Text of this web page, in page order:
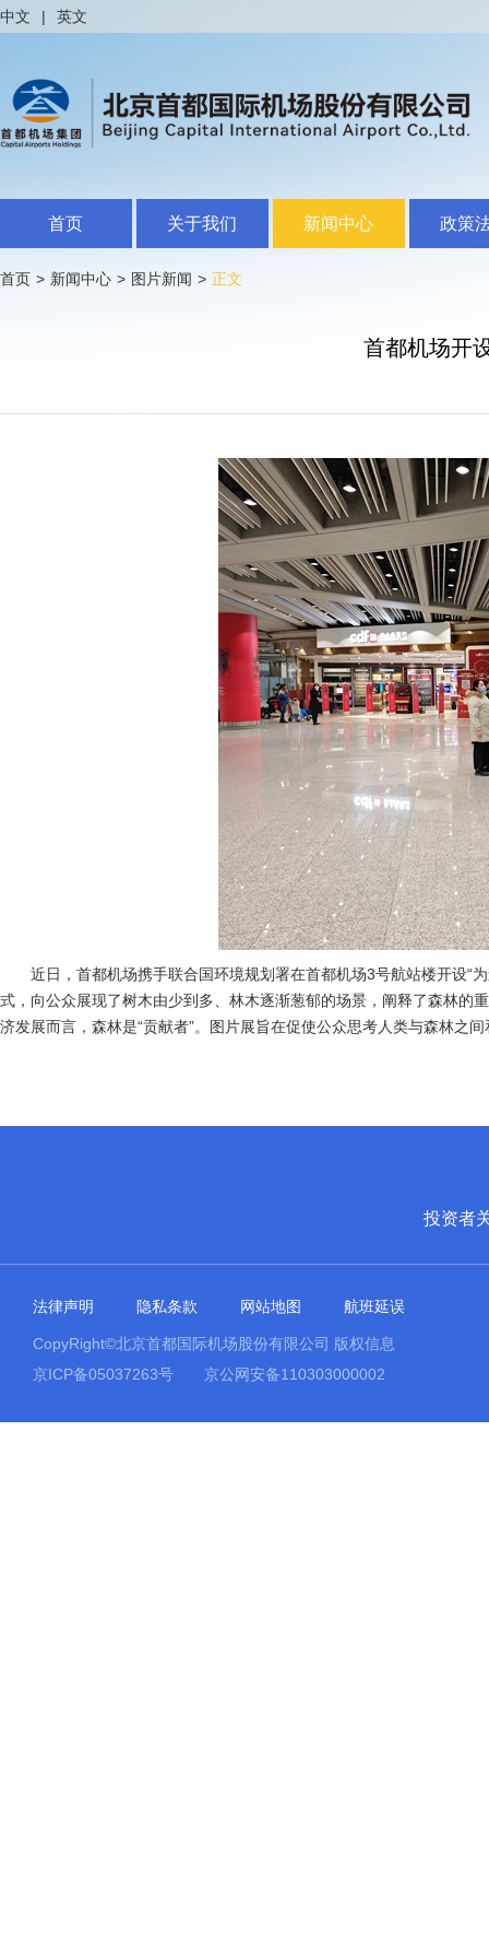
中文 | 英文
首页 关于我们 新闻中心 政策
首页 > 新闻中心 > 图片新闻 > 正文
首都机场开
近日，首都机场携手联合国环境规划署在首都机场3号航站楼开设“
式，向公众展现了树木由少到多、林木逐渐葱郁的场景，阐释了森林的
济发展而言，森林是“贡献者”。图片展旨在促使公众思考人类与森林之
投资者
法律声明 隐私条款 网站地图 航班延误
CopyRight©北京首都国际机场股份有限公司 版权信息
京ICP备05037263号
京公网安备110303000002